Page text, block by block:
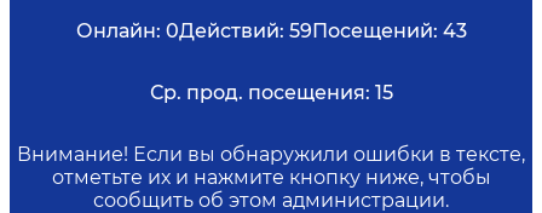
Онлайн: 0Действий: 59Посещений: 43
Ср. прод. посещения: 15
Внимание! Если вы обнаружили ошибки в тексте,
отметьте их и нажмите кнопку ниже, чтобы
сообщить об этом администрации.